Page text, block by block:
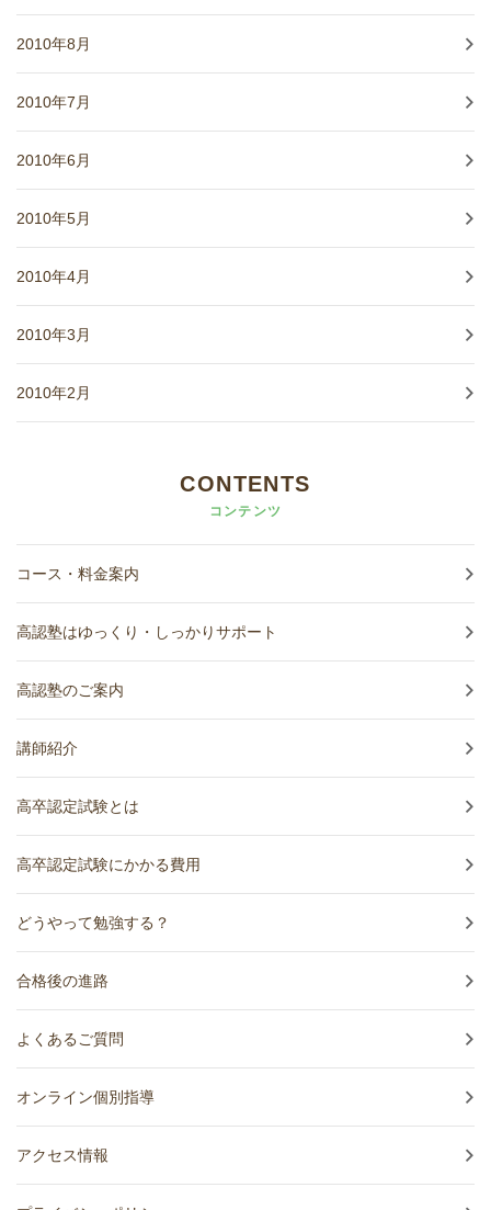
2010年8月
2010年7月
2010年6月
2010年5月
2010年4月
2010年3月
2010年2月
CONTENTS
コンテンツ
コース・料金案内
高認塾はゆっくり・しっかりサポート
高認塾のご案内
講師紹介
高卒認定試験とは
高卒認定試験にかかる費用
どうやって勉強する？
合格後の進路
よくあるご質問
オンライン個別指導
アクセス情報